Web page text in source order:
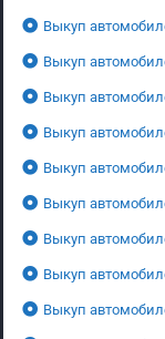
Выкуп
Выкуп
Выкуп
Выкуп
Выкуп
Выкуп
Выкуп
Выкуп
Выкуп